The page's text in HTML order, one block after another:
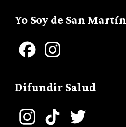
Yo Soy de San Martín
Facebook
Difundir Salud
InstagramTikTok